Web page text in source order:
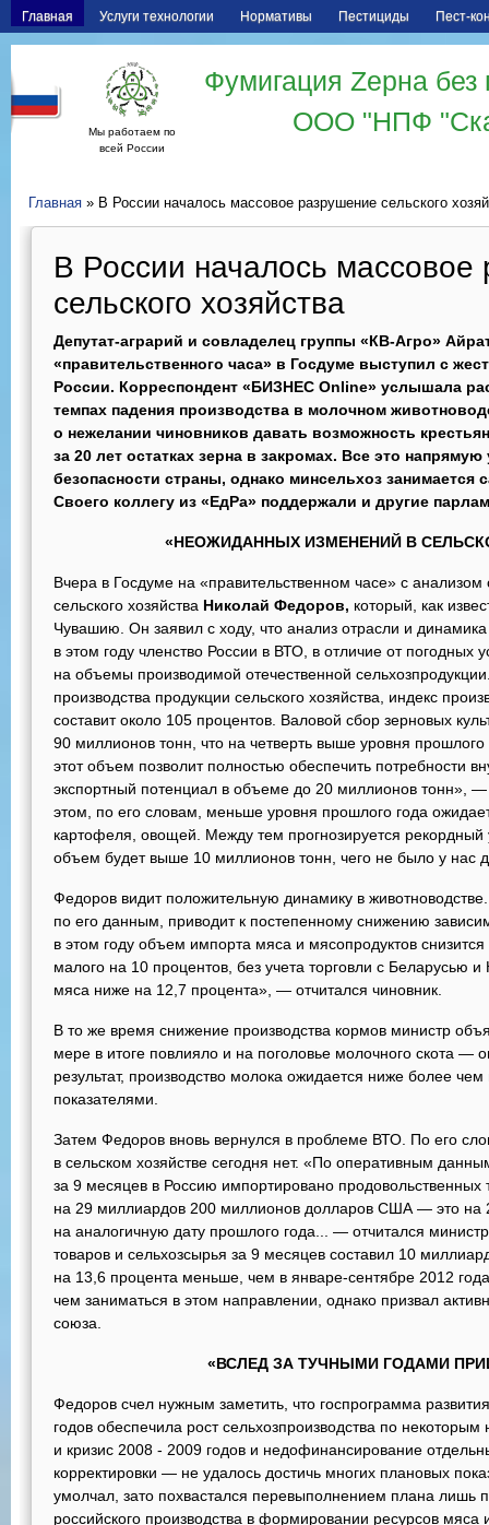
Главная Услуги технологии Нормативы Пестициды Пест-
Мы работаем по
всей России
Фумигация Zерна
ООО "НПФ
Главная » В России началось массовое разрушение сельского
В России началось массовое
сельского хозяйства
Депутат-аграрий и совладелец группы «КВ-Агро»
«правительственного часа» в Госдуме выступил с
России. Корреспондент «БИЗНЕС Online» услышала
темпах падения производства в молочном
о нежелании чиновников давать возможность
за 20 лет остатках зерна в закромах. Все это
безопасности страны, однако минсельхоз занимается
Своего коллегу из «ЕдРа» поддержали и другие
«НЕОЖИДАННЫХ ИЗМЕНЕНИЙ В
Вчера в Госдуме на «правительственном часе» с
сельского хозяйства Николай Федоров, который, как
Чувашию. Он заявил с ходу, что анализ отрасли и динамика
в этом году членство России в ВТО, в отличие от погодных
на объемы производимой отечественной
производства продукции сельского хозяйства, индекс
составит около 105 процентов. Валовой сбор зерновых
90 миллионов тонн, что на четверть выше уровня
этот объем позволит полностью обеспечить потребности
экспортный потенциал в объеме до 20 миллионов тонн», —
этом, по его словам, меньше уровня прошлого года
картофеля, овощей. Между тем прогнозируется
объем будет выше 10 миллионов тонн, чего не было у нас
Федоров видит положительную динамику в животноводстве.
по его данным, приводит к постепенному снижению
в этом году объем импорта мяса и мясопродуктов
малого на 10 процентов, без учета торговли с Беларусью
мяса ниже на 12,7 процента», — отчитался чиновник.
В то же время снижение производства кормов министр
мере в итоге повлияло и на поголовье молочного скота —
результат, производство молока ожидается ниже более
показателями.
Затем Федоров вновь вернулся в проблеме ВТО. По его
в сельском хозяйстве сегодня нет. «По оперативным
за 9 месяцев в Россию импортировано продовольственных
на 29 миллиардов 200 миллионов долларов США — это на
на аналогичную дату прошлого года... — отчитался
товаров и сельхозсырья за 9 месяцев составил 10
на 13,6 процента меньше, чем в январе-сентябре 2012
чем заниматься в этом направлении, однако призвал
союза.
«ВСЛЕД ЗА ТУЧНЫМИ ГОДАМИ
Федоров счел нужным заметить, что госпрограмма
годов обеспечила рост сельхозпроизводства по
и кризис 2008 - 2009 годов и недофинансирование
корректировки — не удалось достичь многих плановых
умолчал, зато похвастался перевыполнением плана лишь
российского производства в формировании ресурсов мяса